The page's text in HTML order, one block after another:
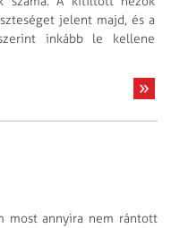
jelent majd, és a
inkább le kellene
most annyira nem rántott